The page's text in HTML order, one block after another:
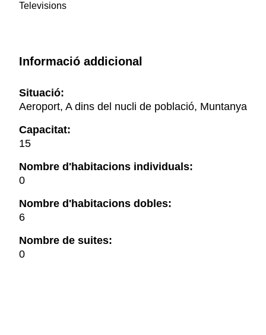
Televisions
Informació addicional
Situació:
Aeroport, A dins del nucli de població, Muntanya
Capacitat:
15
Nombre d'habitacions individuals:
0
Nombre d'habitacions dobles:
6
Nombre de suites:
0